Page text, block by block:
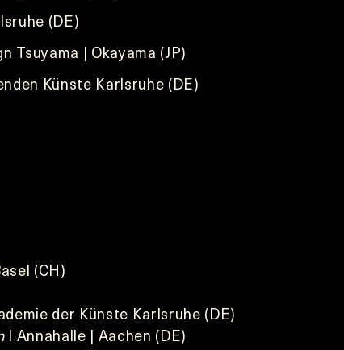
(DE)
Tsuyama | Okayama (JP)
Künste Karlsruhe (DE)
(CH)
der Künste Karlsruhe (DE)
I Annahalle | Aachen (DE)